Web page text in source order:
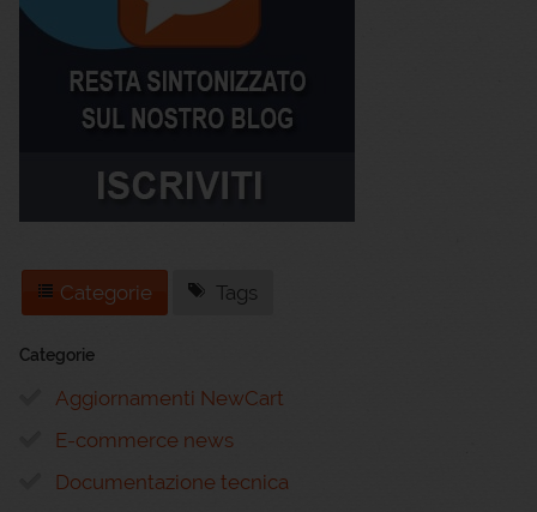
Categorie Tags
Categorie
Aggiornamenti NewCart
E-commerce news
Documentazione tecnica